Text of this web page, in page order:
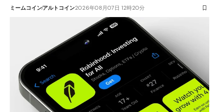
ミームコインアルトコイン2026年08月07日 12時20分